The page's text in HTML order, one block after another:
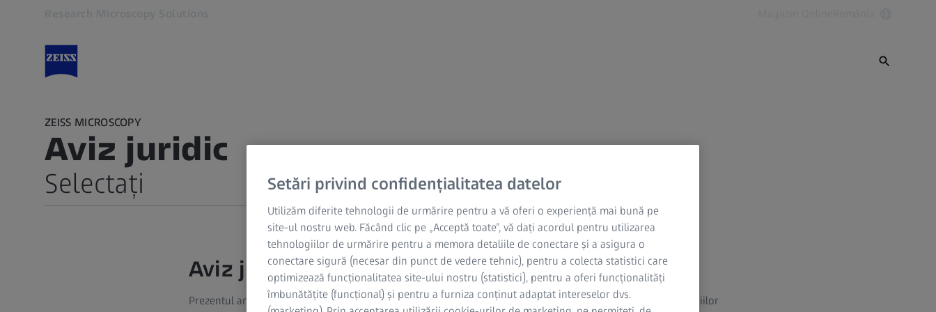
ZEISS MICROSCOPY
Aviz juridic
Selectați
Netiquette pentru rețelele de socializare
Declarație privind accesibilitatea
Aviz juridic
Prezentul anunț juridic se aplică acestui site web și domeniilor. Acesta nu se aplică site-urilor web și domeniilor
Setări privind confidențialitatea datelor
Utilizăm diferite tehnologii de urmărire pentru a vă oferi o experiență mai bună pe
site-ul nostru web. Făcând clic pe „Acceptă toate”, vă dați acordul pentru utilizarea
tehnologiilor de urmărire pentru a memora detaliile de conectare și a asigura o
conectare sigură (necesar din punct de vedere tehnic), pentru a colecta statistici care
optimizează funcționalitatea site-ului nostru (statistici), pentru a oferi funcționalități
îmbunătățite (funcțional) și pentru a furniza conținut adaptat intereselor dvs.